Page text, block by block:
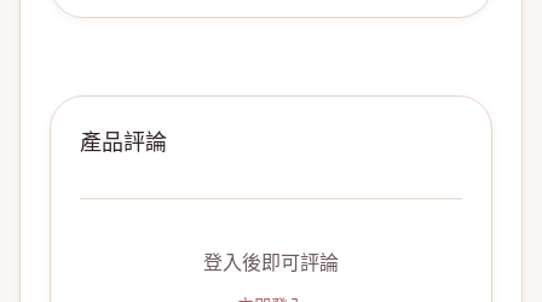
產品評論
登入後即可評論